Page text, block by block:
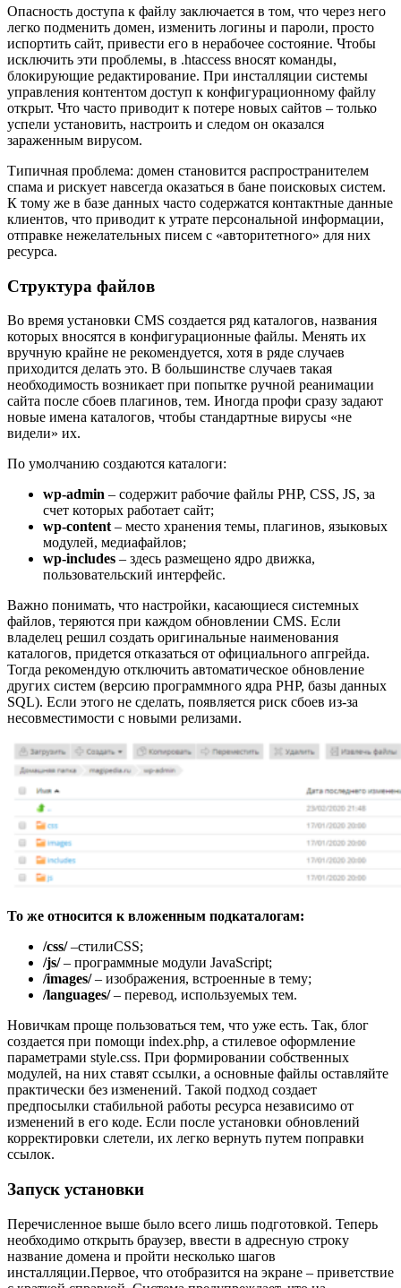
Опасность доступа к файлу заключается в том, что через него
легко подменить домен, изменить логины и пароли, просто
испортить сайт, привести его в нерабочее состояние. Чтобы
исключить эти проблемы, в .htaccess вносят команды,
блокирующие редактирование. При инсталляции системы
управления контентом доступ к конфигурационному файлу
открыт. Что часто приводит к потере новых сайтов – только
успели установить, настроить и следом он оказался
зараженным вирусом.
Типичная проблема: домен становится распространителем
спама и рискует навсегда оказаться в бане поисковых систем.
К тому же в базе данных часто содержатся контактные данные
клиентов, что приводит к утрате персональной информации,
отправке нежелательных писем с «авторитетного» для них
ресурса.
Структура файлов
Во время установки CMS создается ряд каталогов, названия
которых вносятся в конфигурационные файлы. Менять их
вручную крайне не рекомендуется, хотя в ряде случаев
приходится делать это. В большинстве случаев такая
необходимость возникает при попытке ручной реанимации
сайта после сбоев плагинов, тем. Иногда профи сразу задают
новые имена каталогов, чтобы стандартные вирусы «не
видели» их.
По умолчанию создаются каталоги:
wp-admin – содержит рабочие файлы PHP, CSS, JS, за
счет которых работает сайт;
wp-content– место хранения темы, плагинов, языковых
модулей, медиафайлов;
wp-includes – здесь размещено ядро движка,
пользовательский интерфейс.
Важно понимать, что настройки, касающиеся системных
файлов, теряются при каждом обновлении CMS. Если
владелец решил создать оригинальные наименования
каталогов, придется отказаться от официального апгрейда.
Тогда рекомендую отключить автоматическое обновление
других систем (версию программного ядра PHP, базы данных
SQL). Если этого не сделать, появляется риск сбоев из-за
несовместимости с новыми релизами.
То же относится к вложенным подкаталогам:
/css/–стилиCSS;
/js/– программные модули JavaScript;
/images/– изображения, встроенные в тему;
/languages/– перевод, используемых тем.
Новичкам проще пользоваться тем, что уже есть. Так, блог
создается при помощи index.php, а стилевое оформление
параметрами style.css. При формировании собственных
модулей, на них ставят ссылки, а основные файлы оставляйте
практически без изменений. Такой подход создает
предпосылки стабильной работы ресурса независимо от
изменений в его коде. Если после установки обновлений
корректировки слетели, их легко вернуть путем поправки
ссылок.
Запуск установки
Перечисленное выше было всего лишь подготовкой. Теперь
необходимо открыть браузер, ввести в адресную строку
название домена и пройти несколько шагов
инсталляции.Первое, что отобразится на экране – приветствие